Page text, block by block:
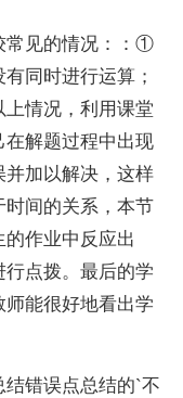
见的情况：：①
同时进行运算；
情况，利用课堂
在解题过程中出现
并加以解决，这样
间的关系，本节
作业中反应出
点拨。最后的学
能很好地看出学
错误点总结的`不